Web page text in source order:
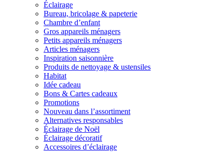
Éclairage
Bureau, bricolage & papeterie
Chambre d’enfant
Gros appareils ménagers
Petits appareils ménagers
Articles ménagers
Inspiration saisonnière
Produits de nettoyage & ustensiles
Habitat
Idée cadeau
Bons & Cartes cadeaux
Promotions
Nouveau dans l’assortiment
Alternatives responsables
Éclairage de Noël
Éclairage décoratif
Accessoires d’éclairage